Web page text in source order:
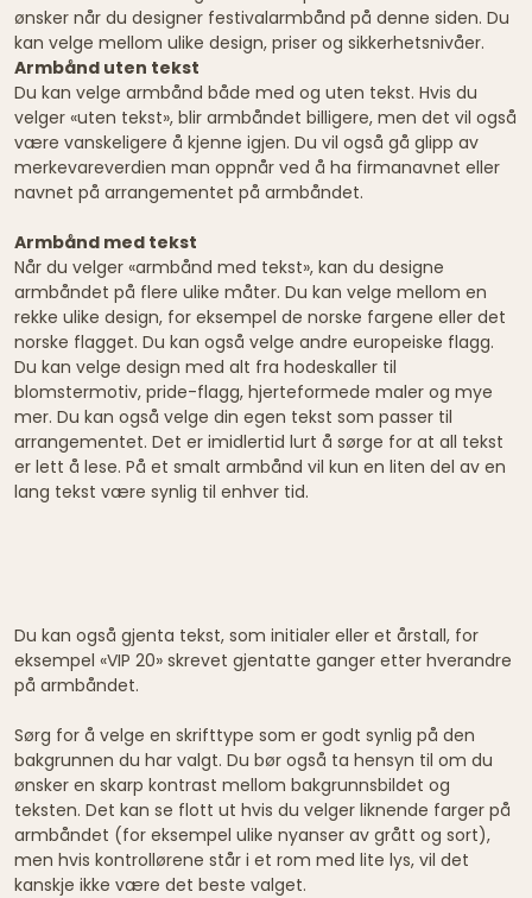
ønsker når du designer festivalarmbånd på denne siden. Du
kan velge mellom ulike design, priser og sikkerhetsnivåer.
Armbånd uten tekst
Du kan velge armbånd både med og uten tekst. Hvis du
velger «uten tekst», blir armbåndet billigere, men det vil også
være vanskeligere å kjenne igjen. Du vil også gå glipp av
merkevareverdien man oppnår ved å ha firmanavnet eller
navnet på arrangementet på armbåndet.
Armbånd med tekst
Når du velger «armbånd med tekst», kan du designe
armbåndet på flere ulike måter. Du kan velge mellom en
rekke ulike design, for eksempel de norske fargene eller det
norske flagget. Du kan også velge andre europeiske flagg.
Du kan velge design med alt fra hodeskaller til
blomstermotiv, pride-flagg, hjerteformede maler og mye
mer. Du kan også velge din egen tekst som passer til
arrangementet. Det er imidlertid lurt å sørge for at all tekst
er lett å lese. På et smalt armbånd vil kun en liten del av en
lang tekst være synlig til enhver tid.
Du kan også gjenta tekst, som initialer eller et årstall, for
eksempel «VIP 20» skrevet gjentatte ganger etter hverandre
på armbåndet.
Sørg for å velge en skrifttype som er godt synlig på den
bakgrunnen du har valgt. Du bør også ta hensyn til om du
ønsker en skarp kontrast mellom bakgrunnsbildet og
teksten. Det kan se flott ut hvis du velger liknende farger på
armbåndet (for eksempel ulike nyanser av grått og sort),
men hvis kontrollørene står i et rom med lite lys, vil det
kanskje ikke være det beste valget.